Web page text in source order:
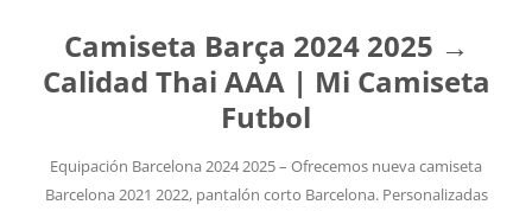
Camiseta Barça 2024 2025 →
Calidad Thai AAA | Mi Camiseta
Futbol
Equipación Barcelona 2024 2025 – Ofrecemos nueva camiseta
Barcelona 2021 2022, pantalón corto Barcelona. Personalizadas